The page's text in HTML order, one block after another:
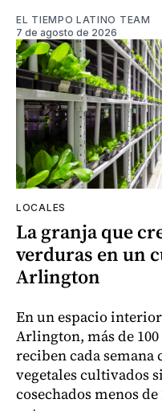
EL TIEMPO LATINO TEAM
7 de agosto de 2026
LOCALES
La granja que
verduras en un
Arlington
En un espacio
Arlington, más de
reciben cada semana
vegetales cultivados
cosechados menos de